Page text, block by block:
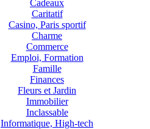
Cadeaux
Caritatif
Casino, Paris sportif
Charme
Commerce
Emploi, Formation
Famille
Finances
Fleurs et Jardin
Immobilier
Inclassable
Informatique, High-tech